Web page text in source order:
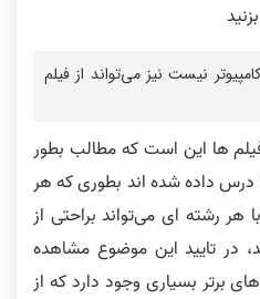
نظر رتبه 68 کنکور ارشد کامپیوتر 1403
نیست نیز می‌تواند از فیلم
ها این است که مطالب بطور
بسیار پایه ای و از 0 تا 100 درس داده شده اند بطوری که هر
رشته ای می‌تواند براحتی از
در تایید این موضوع مشاهده
برتر بسیاری وجود دارد که از